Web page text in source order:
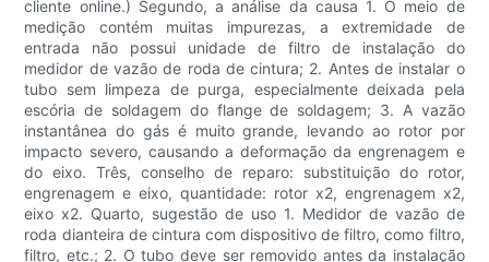
cliente online.) Segundo, a análise da causa 1. O meio de
medição contém muitas impurezas, a extremidade de
entrada não possui unidade de filtro de instalação do
medidor de vazão de roda de cintura; 2. Antes de instalar o
tubo sem limpeza de purga, especialmente deixada pela
escória de soldagem do flange de soldagem; 3. A vazão
instantânea do gás é muito grande, levando ao rotor por
impacto severo, causando a deformação da engrenagem e
do eixo. Três, conselho de reparo: substituição do rotor,
engrenagem e eixo, quantidade: rotor x2, engrenagem x2,
eixo x2. Quarto, sugestão de uso 1. Medidor de vazão de
roda dianteira de cintura com dispositivo de filtro, como filtro,
filtro, etc.; 2. O tubo deve ser removido antes da instalação